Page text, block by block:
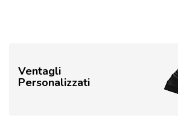
Ventagli
Personalizzati